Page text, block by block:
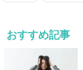
おすすめ記事